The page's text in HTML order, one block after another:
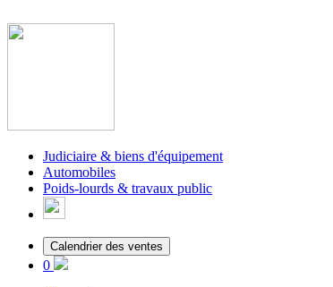
Judiciaire & biens d'équipement
Automobiles
Poids-lourds & travaux public
Calendrier des ventes
0